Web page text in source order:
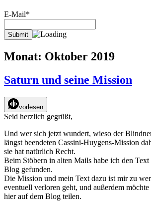
E-Mail*
Monat: Oktober 2019
Saturn und seine Mission
vorlesen
Seid herzlich gegrüßt,
Und wer sich jetzt wundert, wieso der
längst beendeten Cassini-Huygens-Mission
sie hat natürlich Recht.
Beim Stöbern in alten Mails habe ich den
Blog gefunden.
Die Mission und mein Text dazu ist mir zu
eventuell verloren geht, und außerdem
hier auf dem Blog teilen.